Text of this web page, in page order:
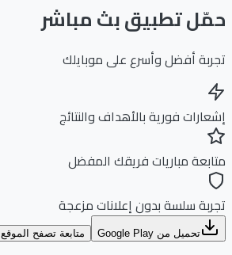
تطبيق بث مباشر
أفضل وأسرع على موبايلك
فورية بالأهداف والنتائج
مباريات فريقك المفضل
سلسة بدون إعلانات مزعجة
تحميل من Google Play متابعة تصفح الموقع